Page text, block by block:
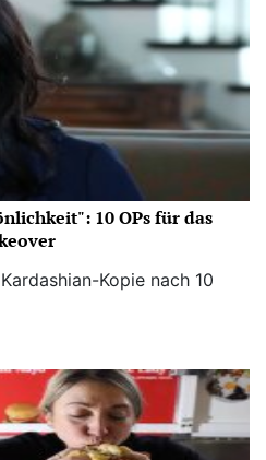
10 OPs für das
Kopie nach 10